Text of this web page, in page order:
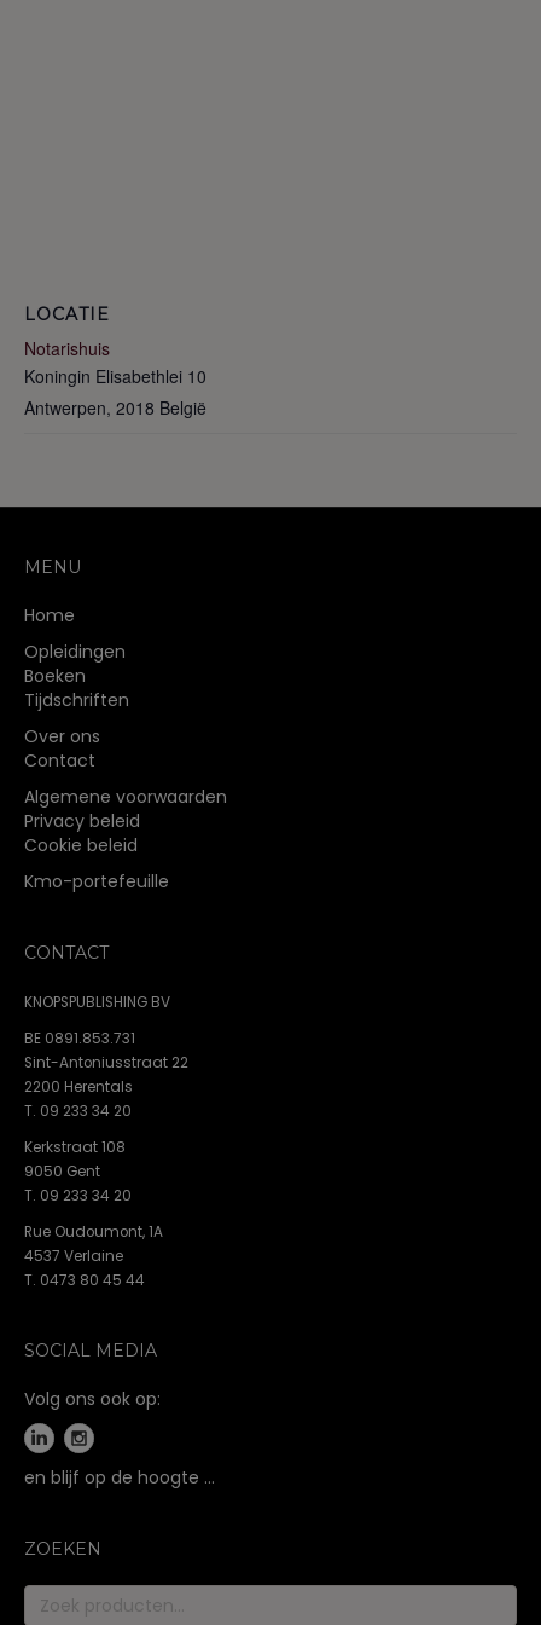
LOCATIE
Notarishuis
Koningin Elisabethlei 10
Antwerpen, 2018 België
MENU
Home
Opleidingen
Boeken
Tijdschriften
Over ons
Contact
Algemene voorwaarden
Privacy beleid
Cookie beleid
Kmo-portefeuille
CONTACT
KNOPSPUBLISHING BV
BE 0891.853.731
Sint-Antoniusstraat 22
2200 Herentals
T. 09 233 34 20
Kerkstraat 108
9050 Gent
T. 09 233 34 20
Rue Oudoumont, 1A
4537 Verlaine
T. 0473 80 45 44
SOCIAL MEDIA
Volg ons ook op:
en blijf op de hoogte …
ZOEKEN
Zoeken
naar: